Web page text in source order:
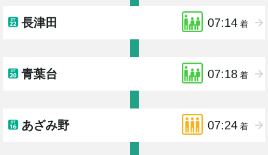
長津田 07:14 着
青葉台 07:18 着
あざみ野 07:24 着